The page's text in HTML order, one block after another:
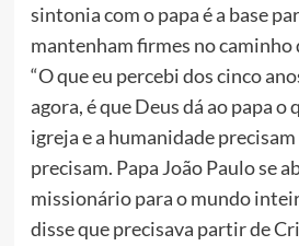
sintonia com o papa é a base
mantenham firmes no caminho
“O que eu percebi dos cinco
agora, é que Deus dá ao papa o
igreja e a humanidade precisam
precisam. Papa João Paulo se
missionário para o mundo
disse que precisava partir de